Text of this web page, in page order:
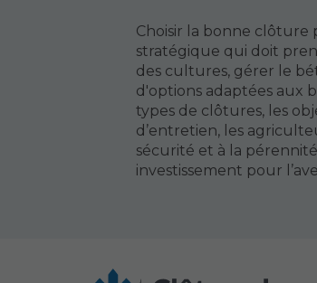
Choisir la bonne clôture
stratégique qui doit
des cultures, gérer le
d'options adaptées aux
types de clôtures, les
d’entretien, les
sécurité et à la
investissement pour